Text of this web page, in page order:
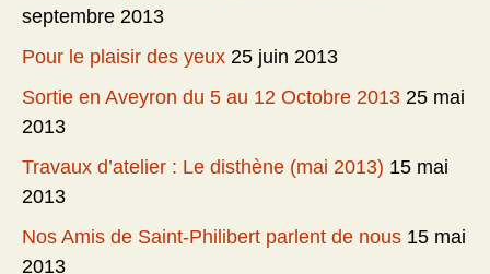
septembre 2013
Pour le plaisir des yeux 25 juin 2013
Sortie en Aveyron du 5 au 12 Octobre 2013 25 mai
2013
Travaux d’atelier : Le disthène (mai 2013) 15 mai
2013
Nos Amis de Saint-Philibert parlent de nous 15 mai
2013